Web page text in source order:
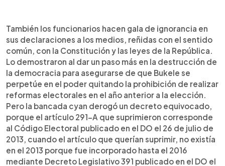
También los funcionarios hacen gala de ignorancia en
sus declaraciones a los medios, reñidas con el sentido
común, con la Constitución y las leyes de la República.
Lo demostraron al dar un paso más en la destrucción de
la democracia para asegurarse de que Bukele se
perpetúe en el poder quitando la prohibición de realizar
reformas electorales en el año anterior a la elección.
Pero la bancada cyan derogó un decreto equivocado,
porque el artículo 291-A que suprimieron corresponde
al Código Electoral publicado en el DO el 26 de julio de
2013, cuando el artículo que querían suprimir, no existía
en el 2013 porque fue incorporado hasta el 2016
mediante Decreto Legislativo 391 publicado en el DO el